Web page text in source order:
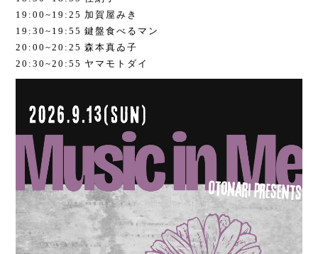
19:00~19:25 加賀屋みき
19:30~19:55 鍵盤食べるマン
20:00~20:25 森本真ゐ子
20:30~20:55 ヤマモトダイ